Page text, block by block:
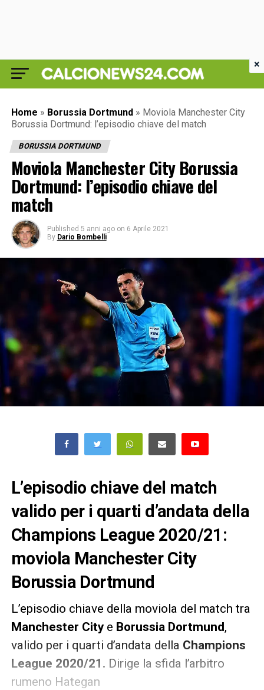
Home » Borussia Dortmund » Moviola Manchester City
Borussia Dortmund: l’episodio chiave del match
BORUSSIA DORTMUND
Moviola Manchester City Borussia
Dortmund: l’episodio chiave del
match
Published 5 anni ago on 6 Aprile 2021
By Dario Bombelli
L’episodio chiave del match
valido per i quarti d’andata della
Champions League 2020/21:
moviola Manchester City
Borussia Dortmund
L’episodio chiave della moviola del match tra
Manchester City e Borussia Dortmund,
valido per i quarti d’andata della Champions
League 2020/21 . Dirige la sfida l’arbitro
rumeno Hategan
×